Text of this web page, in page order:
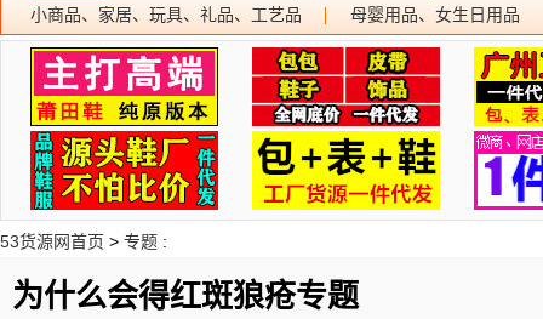
小商品、家居、玩具、礼品、工艺品
母婴用品、女生日用品
53货源网首页 > 专题 :
为什么会得红斑狼疮专题